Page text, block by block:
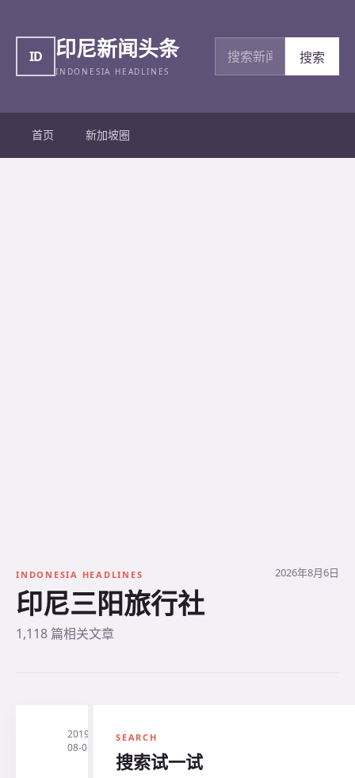
ID 印尼新闻头条
INDONESIA HEADLINES
搜索新闻
搜索
首页 新加坡圈
INDONESIA HEADLINES
印尼三阳旅行社
1,118 篇相关文章
2026年8月6日
2019-
08-01
SEARCH
搜索试一试